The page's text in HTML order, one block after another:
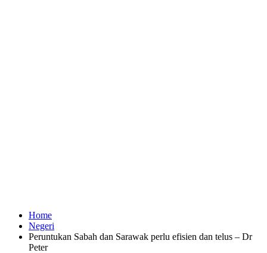
Home
Negeri
Peruntukan Sabah dan Sarawak perlu efisien dan telus – Dr
Peter